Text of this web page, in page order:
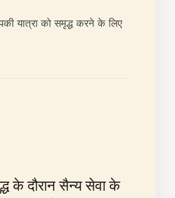
यात्रा को समृद्ध करने के लिए
के दौरान सैन्य सेवा के